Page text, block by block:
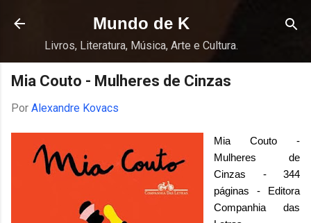
Pular para o conteúdo principal
Mundo de K
Livros, Literatura, Música, Arte e Cultura.
Mia Couto - Mulheres de Cinzas
Por Alexandre Kovacs
Mia Couto -
Mulheres de
Cinzas - 344
páginas - Editora
Companhia das